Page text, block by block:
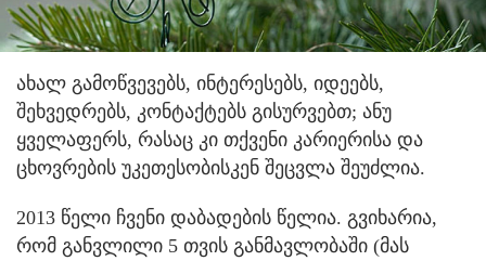
ახალ გამოწვევებს, ინტერესებს, იდეებს,
შეხვედრებს, კონტაქტებს გისურვებთ; ანუ
ყველაფერს, რასაც კი თქვენი კარიერისა და
ცხოვრების უკეთესობისკენ შეცვლა შეუძლია.
2013 წელი ჩვენი დაბადების წელია. გვიხარია,
რომ განვლილი 5 თვის განმავლობაში (მას